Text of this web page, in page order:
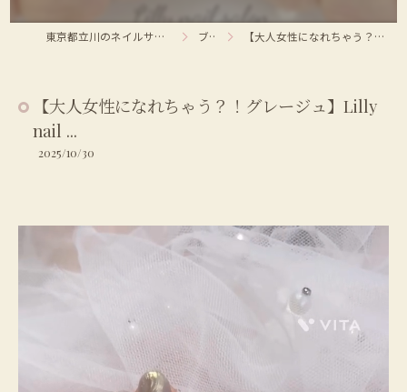
東京都立川のネイルサロンならLilly nail salon ブログ 【大人女性になれちゃう？！グレージュ】Lilly nail ...
【大人女性になれちゃう？！グレージュ】Lilly
nail ...
2025/10/30